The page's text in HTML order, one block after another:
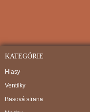
KATEGÓRIE
Hlasy
Ventilky
Basová strana